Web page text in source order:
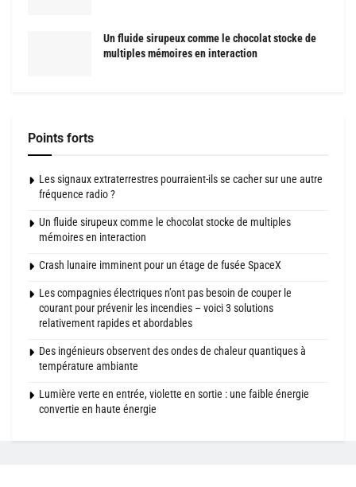
Un fluide sirupeux comme le chocolat stocke de
multiples mémoires en interaction
Points forts
Les signaux extraterrestres pourraient-ils se cacher sur une autre
fréquence radio ?
Un fluide sirupeux comme le chocolat stocke de multiples
mémoires en interaction
Crash lunaire imminent pour un étage de fusée SpaceX
Les compagnies électriques n’ont pas besoin de couper le
courant pour prévenir les incendies – voici 3 solutions
relativement rapides et abordables
Des ingénieurs observent des ondes de chaleur quantiques à
température ambiante
Lumière verte en entrée, violette en sortie : une faible énergie
convertie en haute énergie